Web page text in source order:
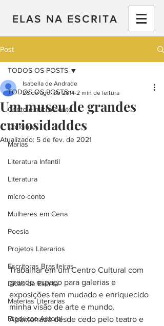
ELAS NA ESCRITA
Post
TODOS OS POSTS
Conto e micro-conto
Cotidiano
Marias
Literatura Infantil
Literatura
micro-conto
Mulheres em Cena
Poesia
Projetos Literarios
Escritoras Brasileiras
Dicas de Escrita
Materias Literarias
Produçao Autoral
TODOS OS POSTS
Um museu de grandes
curiosidaddes
Isabella de Andrade
26 de ago. de 2014 2 min de leitura
Atualizado: 5 de fev. de 2021
Trabalhar em um Centro Cultural com
grande espaço para galerias e
exposições tem mudado e enriquecido
minha visão de arte e mundo.
Apaixonada desde cedo pelo teatro e